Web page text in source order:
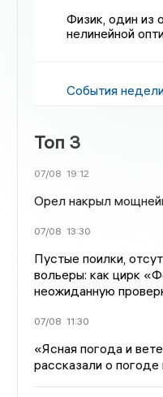
Физик, один из
нелинейной
События
Топ 3
07/08 19:12
Орел накрыл
07/08 13:30
Пустые поилки,
вольеры: как цирк
неожиданную
07/08 11:30
«Ясная погода и
рассказали о